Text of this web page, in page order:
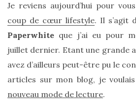
Bag
de Silkyhaus :
mon
avis
sur
ce
Je reviens aujourd’hui pour
coup de cœur lifestyle. Il s’agit
Paperwhite que j’ai eu pour
juillet dernier. Etant une grande
avez d’ailleurs peut-être pu le
articles sur mon blog, je
nouveau mode de lecture.